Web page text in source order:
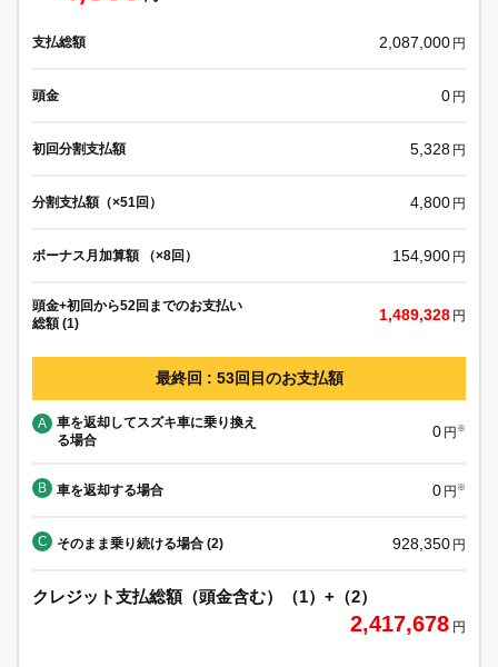
支払総額 2,087,000 円
頭金 0 円
初回分割支払額 5,328 円
分割支払額（×51回） 4,800 円
ボーナス月加算額 （×8回） 154,900 円
頭金+初回から52回までのお支払い
総額 (1)
1,489,328 円
最終回 : 53回目のお支払額
A
車を返却してスズキ車に乗り換え
る場合
0 円 ※
B 車を返却する場合 0 円 ※
C そのまま乗り続ける場合 (2) 928,350 円
クレジット支払総額（頭金含む）（1）+（2）
2,417,678 円